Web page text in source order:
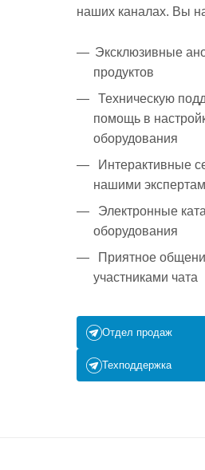
наших каналах. Вы
Эксклюзивные
продуктов
Техническую
помощь в
оборудования
Интерактивные
нашими
Электронные
оборудования
Приятное
участниками чата
Отдел продаж
Техподдержка